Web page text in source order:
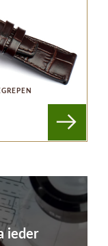
ieder